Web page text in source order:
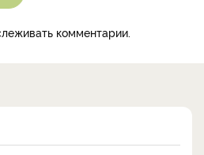
комментарии.